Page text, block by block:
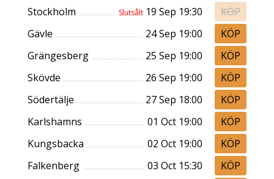
Stockholm
Slutsålt 19 Sep 19:30
Gävle
24 Sep 19:00
Grängesberg
25 Sep 19:00
Skövde
26 Sep 19:00
Södertälje
27 Sep 18:00
Karlshamns
01 Oct 19:00
Kungsbacka
02 Oct 19:00
Falkenberg
03 Oct 15:30